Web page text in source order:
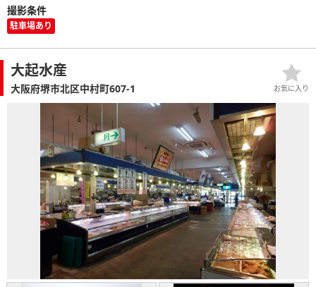
撮影条件
駐車場あり
大起水産
大阪府堺市北区中村町607-1 お気に入り